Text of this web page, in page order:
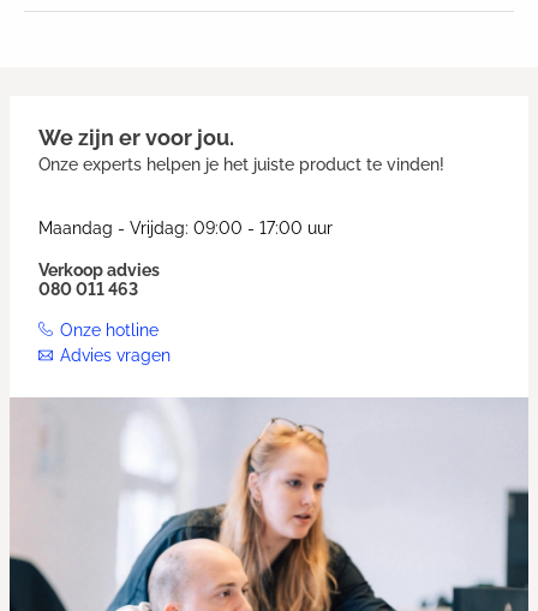
We zijn er voor jou.
Onze experts helpen je het juiste product te vinden!
Maandag - Vrijdag: 09:00 - 17:00 uur
Verkoop advies
080 011 463
Onze hotline
Advies vragen